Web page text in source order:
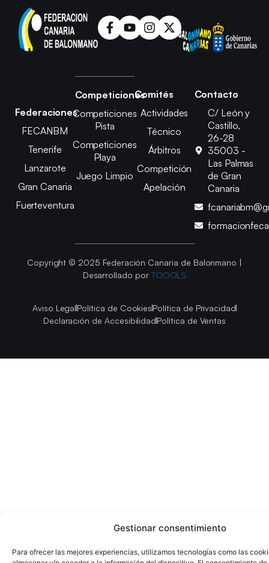
Gestionar consentimiento
Para ofrecer las mejores experiencias, utilizamos tecnologías como las
Federaciones
FECANBM
Tenerife
Lanzarote
Gran Canaria
Fuerteventura
Competiciones
Competiciones
Pista
Competiciones
Playa
Juego Limpio
Comités
Actividades
Técnico
Árbitros
Competición
Apelación
Contacto
C/ León y
Castillo,
26-28
35003 -
Las Palmas
de Gran
Canaria
Copyright © 2025 Federación Canaria de Balonmano |
Desarrollado por TOOOLS
Aviso LegalPolítica de CookiesPolítica de Privacidad
Declaración de AccesibilidadPolítica de Ventas